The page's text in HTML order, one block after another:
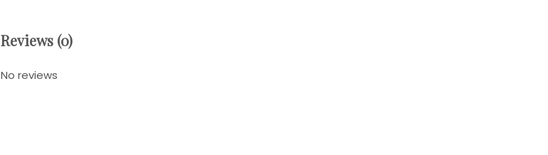
Reviews (0)
No reviews